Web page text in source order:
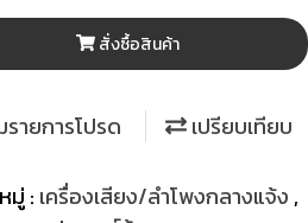
สั่งซื้อสินค้า
รายการโปรด เปรียบเทียบ
มู่ : เครื่องเสียง/ลำโพงกลางแจ้ง ,